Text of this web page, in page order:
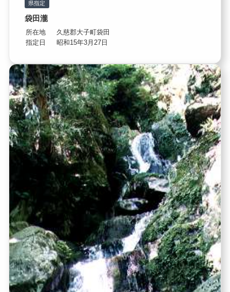
県指定
袋田瀧
所在地
久慈郡大子町袋田
指定日
昭和15年3月27日